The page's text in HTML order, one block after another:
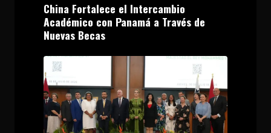
China Fortalece el Intercambio
Académico con Panamá a Través de
Nuevas Becas